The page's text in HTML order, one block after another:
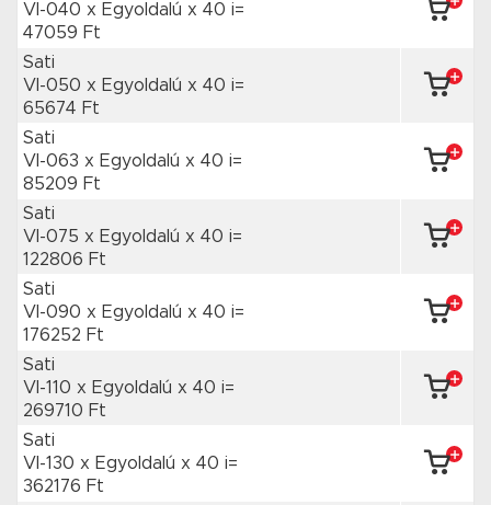
VI-040 x Egyoldalú x 40 i=
47059 Ft
Sati
VI-050 x Egyoldalú x 40 i=
65674 Ft
Sati
VI-063 x Egyoldalú x 40 i=
85209 Ft
Sati
VI-075 x Egyoldalú x 40 i=
122806 Ft
Sati
VI-090 x Egyoldalú x 40 i=
176252 Ft
Sati
VI-110 x Egyoldalú x 40 i=
269710 Ft
Sati
VI-130 x Egyoldalú x 40 i=
362176 Ft